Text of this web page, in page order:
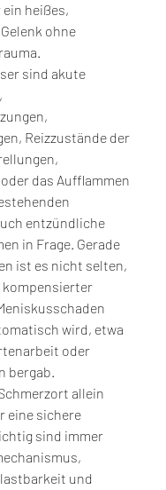
heißes,
ohne
sind akute
Reizzustände der
das Aufflammen
entzündliche
in Frage. Gerade
ist es nicht selten,
kompensierter
wird, etwa
oder
bergab.
allein
eine sichere
sind immer
und